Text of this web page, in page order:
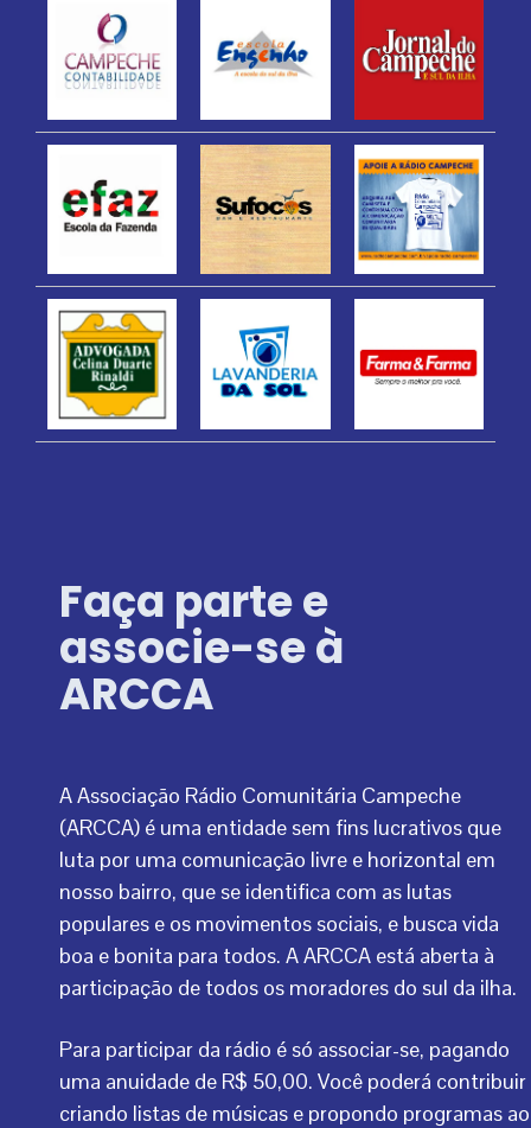
Faça parte e
associe-se à
ARCCA
A Associação Rádio Comunitária Campeche
(ARCCA) é uma entidade sem fins lucrativos que
luta por uma comunicação livre e horizontal em
nosso bairro, que se identifica com as lutas
populares e os movimentos sociais, e busca vida
boa e bonita para todos. A ARCCA está aberta à
participação de todos os moradores do sul da ilha.
Para participar da rádio é só associar-se, pagando
uma anuidade de R$ 50,00. Você poderá contribuir
criando listas de músicas e propondo programas ao